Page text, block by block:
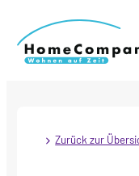
Zurück zur